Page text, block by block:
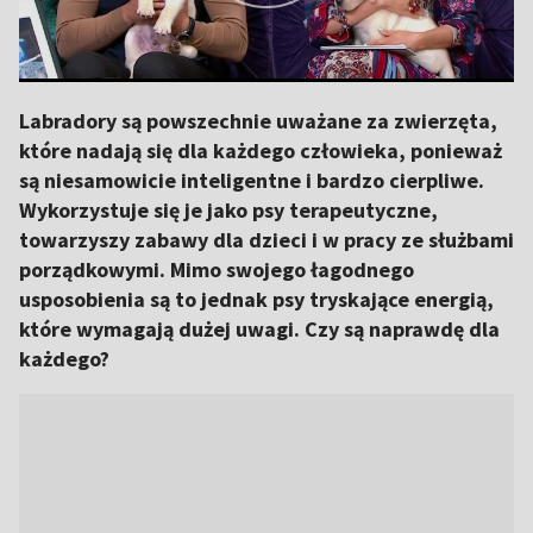
Labradory są powszechnie uważane za zwierzęta,
które nadają się dla każdego człowieka, ponieważ
są niesamowicie inteligentne i bardzo cierpliwe.
Wykorzystuje się je jako psy terapeutyczne,
towarzyszy zabawy dla dzieci i w pracy ze służbami
porządkowymi. Mimo swojego łagodnego
usposobienia są to jednak psy tryskające energią,
które wymagają dużej uwagi. Czy są naprawdę dla
każdego?